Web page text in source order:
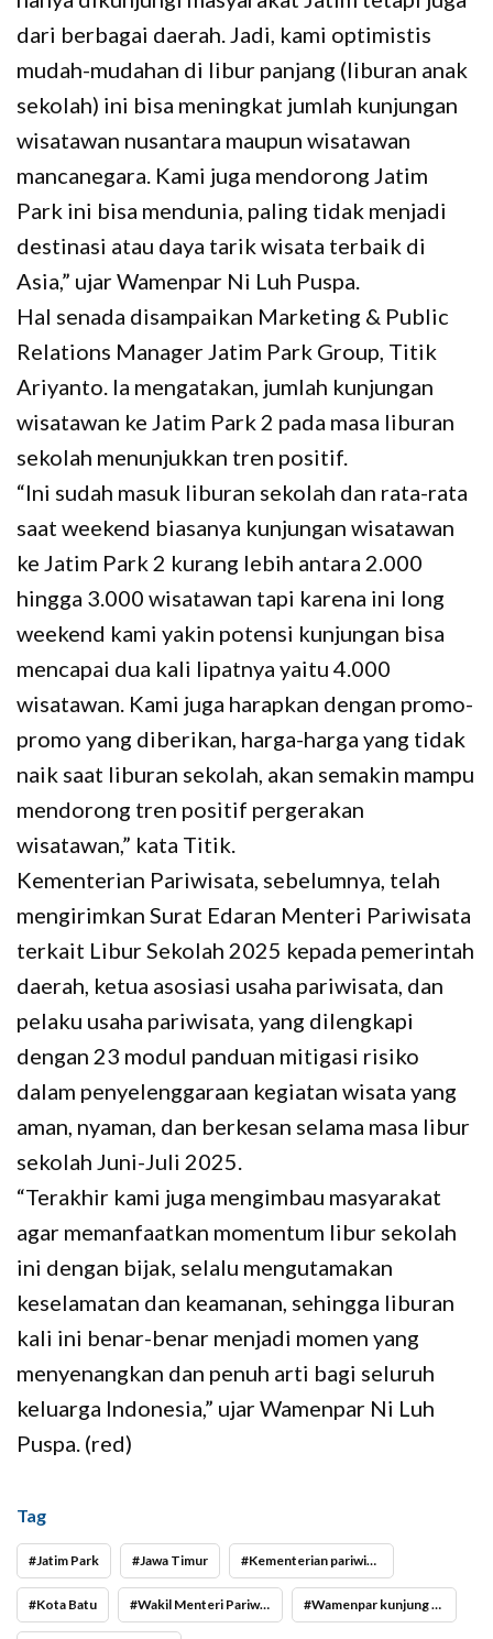
dari berbagai daerah. Jadi, kami optimistis
mudah-mudahan di libur panjang (liburan anak
sekolah) ini bisa meningkat jumlah kunjungan
wisatawan nusantara maupun wisatawan
mancanegara. Kami juga mendorong Jatim
Park ini bisa mendunia, paling tidak menjadi
destinasi atau daya tarik wisata terbaik di
Asia,” ujar Wamenpar Ni Luh Puspa.
Hal senada disampaikan Marketing & Public
Relations Manager Jatim Park Group, Titik
Ariyanto. Ia mengatakan, jumlah kunjungan
wisatawan ke Jatim Park 2 pada masa liburan
sekolah menunjukkan tren positif.
“Ini sudah masuk liburan sekolah dan rata-rata
saat weekend biasanya kunjungan wisatawan
ke Jatim Park 2 kurang lebih antara 2.000
hingga 3.000 wisatawan tapi karena ini long
weekend kami yakin potensi kunjungan bisa
mencapai dua kali lipatnya yaitu 4.000
wisatawan. Kami juga harapkan dengan promo-
promo yang diberikan, harga-harga yang tidak
naik saat liburan sekolah, akan semakin mampu
mendorong tren positif pergerakan
wisatawan,” kata Titik.
Kementerian Pariwisata, sebelumnya, telah
mengirimkan Surat Edaran Menteri Pariwisata
terkait Libur Sekolah 2025 kepada pemerintah
daerah, ketua asosiasi usaha pariwisata, dan
pelaku usaha pariwisata, yang dilengkapi
dengan 23 modul panduan mitigasi risiko
dalam penyelenggaraan kegiatan wisata yang
aman, nyaman, dan berkesan selama masa libur
sekolah Juni-Juli 2025.
“Terakhir kami juga mengimbau masyarakat
agar memanfaatkan momentum libur sekolah
ini dengan bijak, selalu mengutamakan
keselamatan dan keamanan, sehingga liburan
kali ini benar-benar menjadi momen yang
menyenangkan dan penuh arti bagi seluruh
keluarga Indonesia,” ujar Wamenpar Ni Luh
Puspa. (red)
Tag
Jatim Park Jawa Timur Kementerian pariwisata
Kota Batu Wakil Menteri Pariwisata Ni Luh Puspa Wamenpar kunjung Jatim Park